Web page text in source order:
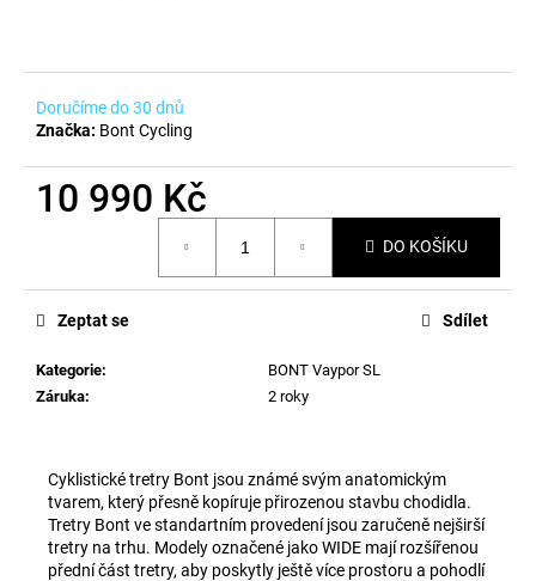
Doručíme do 30 dnů
Značka: Bont Cycling
10 990 Kč
DO KOŠÍKU
Kategorie:
BONT Vaypor SL
Záruka: 2 roky
Zeptat se Sdílet
Cyklistické tretry Bont jsou známé svým anatomickým
tvarem, který přesně kopíruje přirozenou stavbu chodidla.
Tretry Bont ve standartním provedení jsou zaručeně nejširší
tretry na trhu. Modely označené jako WIDE mají rozšířenou
přední část tretry, aby poskytly ještě více prostoru a pohodlí
CHEWS
ORIGINÁL
59
Kč